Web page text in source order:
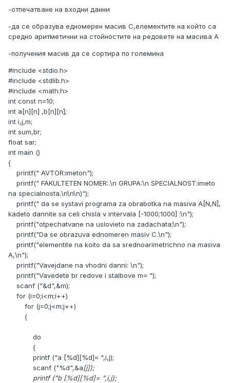
-отпечатване на входни данни
-да се образува едномерен масив C,елементите на който са
средно аритметични на стойностите на редовете на масива А
-получения масив да се сортира по големина
#include <stdio.h>
#include <stdlib.h>
#include <math.h>
int const n=10;
int a[n][n] ,b[n][n];
int i,j,m;
int sum,br;
float sar;
int main ()
{
printf(" AVTOR:imeton");
printf(" FAKULTETEN NOMER:.\n GRUPA:\n SPECIALNOST:imeto
na specialnosta.\n\n\n)");
printf(" da se systavi programa za obrabotka na masiva A[N,N],
kadeto dannite sa celi chisla v intervala [-1000;1000] :\n");
printf("otpechatvane na uslovieto na zadachata;\n");
printf("Da se obrazuva ednomeren masiv C.\n");
printf("elementite na koito da sa srednoarimetrichno na masiva
A,\n");
printf("Vavejdane na vhodni danni: \n");
printf("Vavedete br redove i stalbove m= ");
scanf ("&d",&m);
for (i=0;i<m;i++)
for (j=0;j<m;j++)
{
do
{
printf ("a [%d][%d]= ",i,j);
scanf ("%d",&a[j]);
printf ("b [%d][%d]= ",i,j);